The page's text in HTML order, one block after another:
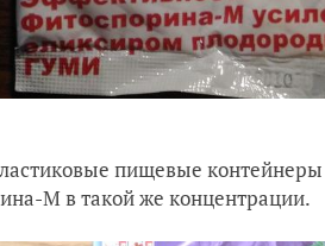
пищевые
М в такой же концентрации.